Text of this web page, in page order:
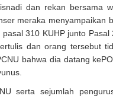
dan rekan bersama
meraka menyampaikan
310 KUHP junto
dan orang tersebut
bahwa dia datang
serta sejumlah